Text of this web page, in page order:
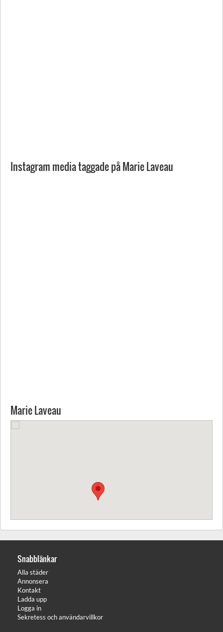
Instagram media taggade på Marie Laveau
Marie Laveau
Snabblänkar
Alla städer
Annonsera
Kontakt
Ladda upp
Logga in
Sekretess och användarvillkor